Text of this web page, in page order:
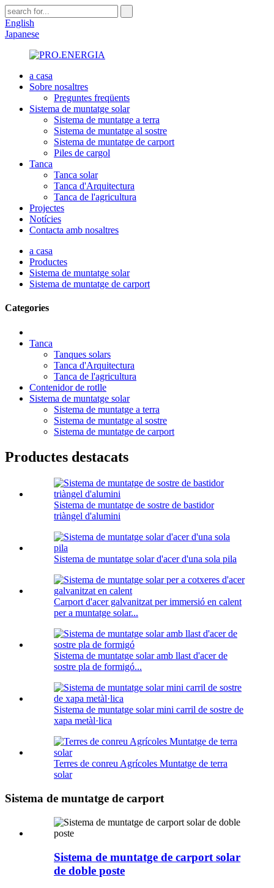
English
Japanese
a casa
Sobre nosaltres
Preguntes freqüents
Sistema de muntatge solar
Sistema de muntatge a terra
Sistema de muntatge al sostre
Sistema de muntatge de carport
Piles de cargol
Tanca
Tanca solar
Tanca d'Arquitectura
Tanca de l'agricultura
Projectes
Notícies
Contacta amb nosaltres
a casa
Productes
Sistema de muntatge solar
Sistema de muntatge de carport
Categories
Tanca
Tanques solars
Tanca d'Arquitectura
Tanca de l'agricultura
Contenidor de rotlle
Sistema de muntatge solar
Sistema de muntatge a terra
Sistema de muntatge al sostre
Sistema de muntatge de carport
Productes destacats
Sistema de muntatge de sostre de bastidor
triàngel d'alumini
Sistema de muntatge solar d'acer d'una sola pila
Carport d'acer galvanitzat per immersió en calent
per a muntatge solar...
Sistema de muntatge solar amb llast d'acer de
sostre pla de formigó...
Sistema de muntatge solar mini carril de sostre de
xapa metàl·lica
Terres de conreu Agrícoles Muntatge de terra
solar
Sistema de muntatge de carport
Sistema de muntatge de carport solar
de doble poste